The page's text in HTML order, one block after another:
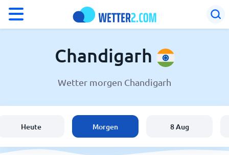
Wetter in Chandigarh
Schweiz
Chandigarh
Wetter morgen Chandigarh
Heute Morgen 8 Aug